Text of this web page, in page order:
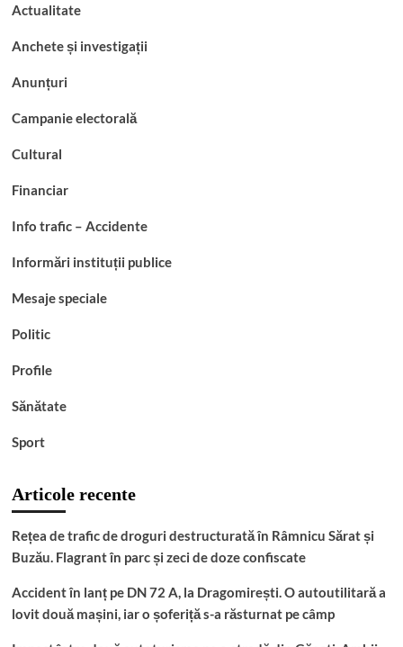
Actualitate
Anchete și investigații
Anunțuri
Campanie electorală
Cultural
Financiar
Info trafic – Accidente
Informări instituții publice
Mesaje speciale
Politic
Profile
Sănătate
Sport
Articole recente
Rețea de trafic de droguri destructurată în Râmnicu Sărat și
Buzău. Flagrant în parc și zeci de doze confiscate
Accident în lanț pe DN 72 A, la Dragomirești. O autoutilitară a
lovit două mașini, iar o șoferiță s-a răsturnat pe câmp